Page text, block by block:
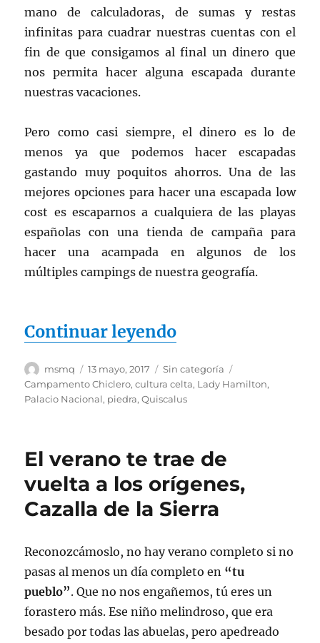
mano de calculadoras, de sumas y restas
infinitas para cuadrar nuestras cuentas con el
fin de que consigamos al final un dinero que
nos permita hacer alguna escapada durante
nuestras vacaciones.
Pero como casi siempre, el dinero es lo de
menos ya que podemos hacer escapadas
gastando muy poquitos ahorros. Una de las
mejores opciones para hacer una escapada low
cost es escaparnos a cualquiera de las playas
españolas con una tienda de campaña para
hacer una acampada en algunos de los
múltiples campings de nuestra geografía.
Continuar leyendo«Escapadas low
Autor
msmq
Publicado
el
13 mayo, 2017 Categorías
Sin categoría
Campamento Chiclero,cultura celta, Lady Hamilton,
Palacio Nacional, piedra,Quiscalus
El verano te trae de
vuelta a los orígenes,
Cazalla de la Sierra
Reconozcámoslo, no hay verano completo si no
pasas al menos un día completo en “tu
pueblo”. Que no nos engañemos, tú eres un
forastero más. Ese niño melindroso, que era
besado por todas las abuelas, pero apedreado